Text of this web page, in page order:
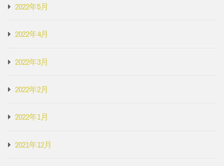
2022年5月
2022年4月
2022年3月
2022年2月
2022年1月
2021年12月